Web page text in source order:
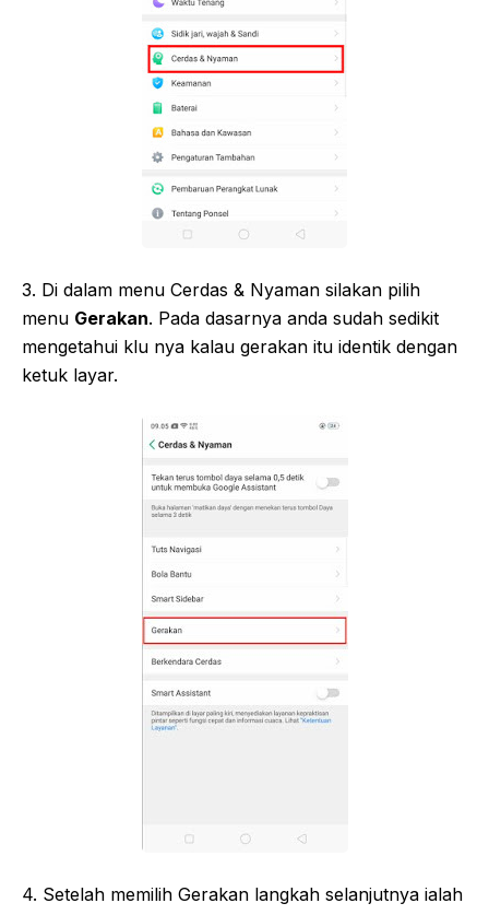
3. Di dalam menu Cerdas & Nyaman silakan pilih
menu Gerakan. Pada dasarnya anda sudah sedikit
mengetahui klu nya kalau gerakan itu identik dengan
ketuk layar.
4. Setelah memilih Gerakan langkah selanjutnya ialah